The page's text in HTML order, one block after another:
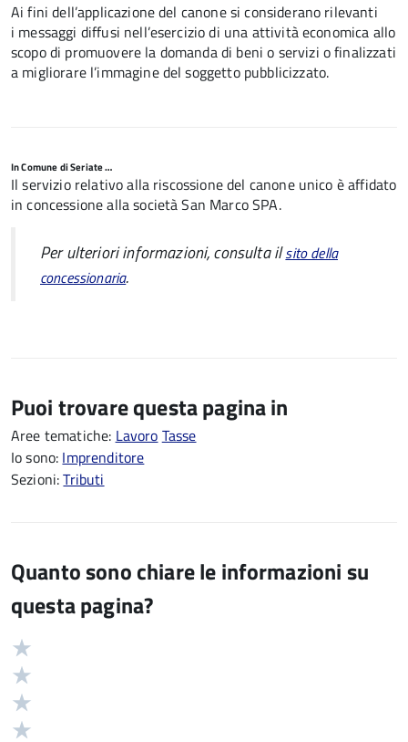
Ai fini dell’applicazione del canone si considerano rilevanti
i messaggi diffusi nell’esercizio di una attività economica allo
scopo di promuovere la domanda di beni o servizi o finalizzati
a migliorare l’immagine del soggetto pubblicizzato.
In Comune di Seriate …
Il servizio relativo alla riscossione del canone unico è affidato
in concessione alla società San Marco SPA.
Per ulteriori informazioni, consulta ilsito della
concessionaria.
Puoi trovare questa pagina in
Aree tematiche: Lavoro Tasse
Io sono: Imprenditore
Sezioni:Tributi
Quanto sono chiare le informazioni su
questa pagina?
Valutazione